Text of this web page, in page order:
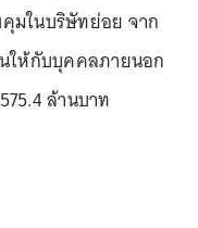
มในบริษัทย่อย จาก
ให้กับบุคคลภายนอก
ล้านบาท